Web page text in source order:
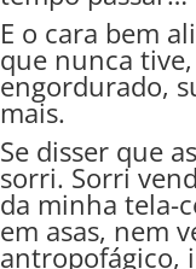
E o cara bem
que nunca
engordurado,
mais.
Se disser que
sorri. Sorri
da minha tela-
em asas, nem
antropofágico,